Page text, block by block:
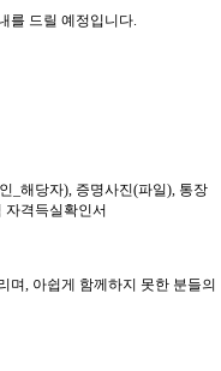
를 드릴 예정입니다.
해당자), 증명사진(파일), 통장
자격득실확인서
며, 아쉽게 함께하지 못한 분들의